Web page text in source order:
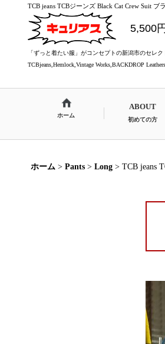
TCB jeans TCBジーンズ Black Cat Crew Suit
5,500
「ずっと着たい服」がコンセプトの新潟市のセレ
TCBjeans,Hemlock,Vintage Works,BACKDROP
ホーム
ABOUT
初めての方
ホーム > Pants > Long > TCB jeans